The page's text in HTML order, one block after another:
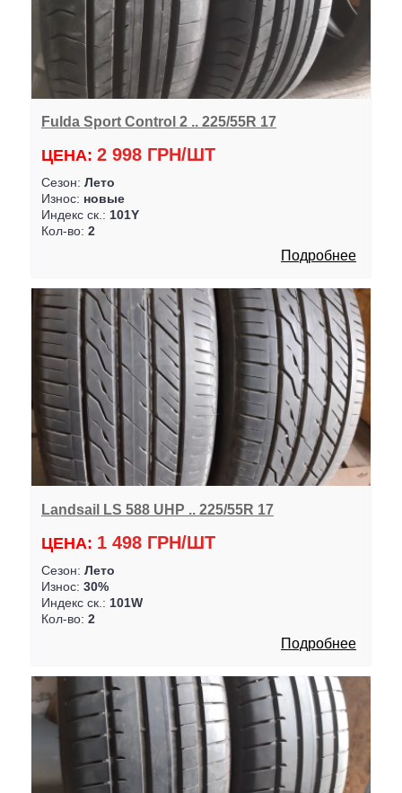
Fulda Sport Control 2 .. 225/55R 17
ЦЕНА: 2 998 ГРН/ШТ
Сезон: Лето
Износ: новые
Индекс ск.: 101Y
Кол-во: 2
Подробнее
Landsail LS 588 UHP .. 225/55R 17
ЦЕНА: 1 498 ГРН/ШТ
Сезон: Лето
Износ: 30%
Индекс ск.: 101W
Кол-во: 2
Подробнее